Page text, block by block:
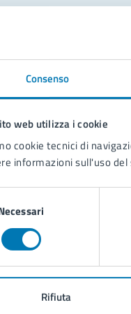
Consenso
web utilizza i cookie
cookie tecnici di
informazioni sull'uso
Rifiuta
Comune di Napoli